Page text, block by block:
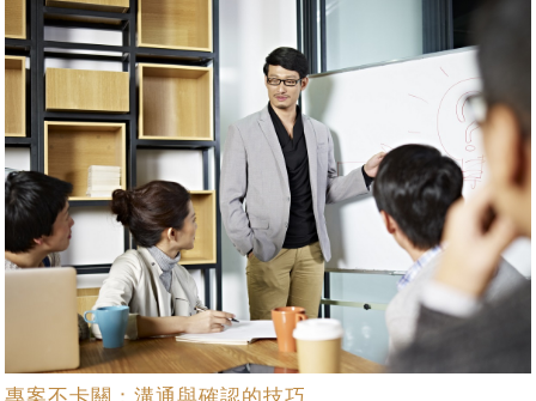
專案不卡關：溝通與確認的技巧